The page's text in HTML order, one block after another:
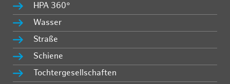
HPA 360°
Wasser
Straße
Schiene
Tochtergesellschaften